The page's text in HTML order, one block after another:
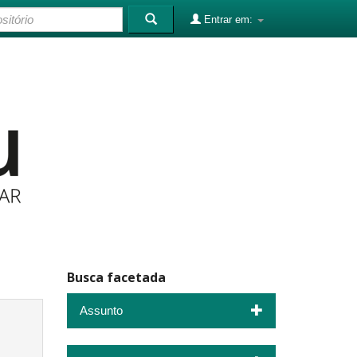
Entrar em:
Busca facetada
Assunto